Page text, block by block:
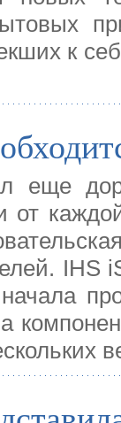
к
еще
IHS